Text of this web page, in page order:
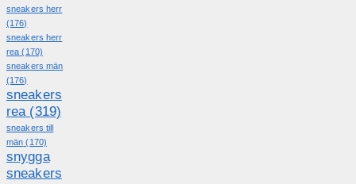
sneakers herr
(176)
sneakers herr
rea (170)
sneakers män
(176)
sneakers
rea (319)
sneakers till
män (170)
snygga
sneakers